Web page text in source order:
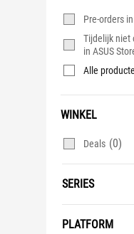
Pre-orders
Tijdelijk niet
in ASUS
Alle
WINKEL
Deals (0)
SERIES
PLATFORM